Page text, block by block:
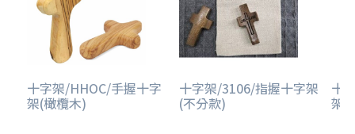
十字架/HHOC/手握十字
架(橄欖木)
十字架/3106/指握十字架
(不分款)
十
架-